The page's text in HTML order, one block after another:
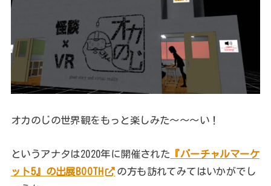
オカのじの世界観をもっと楽しみた～～～い！
というアナタは2020年に開催された 『バーチャルマーケ
ット5』の出展BOOTH
の方も訪れてみてはいかがでし